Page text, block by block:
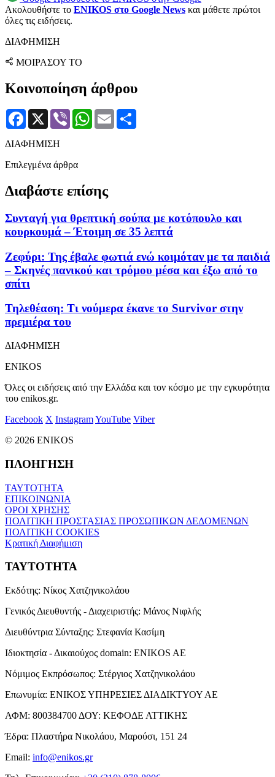
Ακολουθήστε το ENIKOS στο Google News και μάθετε πρώτοι
όλες τις ειδήσεις.
ΔΙΑΦΗΜΙΣΗ
ΜΟΙΡΑΣΟΥ ΤΟ
Κοινοποίηση άρθρου
Facebook
X Viber WhatsApp
Email
ΔΙΑΦΗΜΙΣΗ
Επιλεγμένα άρθρα
Διαβάστε επίσης
Συνταγή για θρεπτική σούπα με κοτόπουλο και
κουρκουμά – Έτοιμη σε 35 λεπτά
Ζεφύρι: Της έβαλε φωτιά ενώ κοιμόταν με τα παιδιά
– Σκηνές πανικού και τρόμου μέσα και έξω από το
σπίτι
Τηλεθέαση: Τι νούμερα έκανε το Survivor στην
πρεμιέρα του
ΔΙΑΦΗΜΙΣΗ
ENIKOS
Όλες οι ειδήσεις από την Ελλάδα και τον κόσμο με την εγκυρότητα
του enikos.gr.
Facebook X InstagramYouTube Viber
© 2026 ENIKOS
ΠΛΟΗΓΗΣΗ
ΤΑΥΤΟΤΗΤΑ
ΕΠΙΚΟΙΝΩΝΙΑ
ΟΡΟΙ ΧΡΗΣΗΣ
ΠΟΛΙΤΙΚΗ ΠΡΟΣΤΑΣΙΑΣ ΠΡΟΣΩΠΙΚΩΝ ΔΕΔΟΜΕΝΩΝ
ΠΟΛΙΤΙΚΗ COOKIES
Κρατική Διαφήμιση
ΤΑΥΤΟΤΗΤΑ
Εκδότης: Νίκος Χατζηνικολάου
Γενικός Διευθυντής - Διαχειριστής: Μάνος Νιφλής
Διευθύντρια Σύνταξης: Στεφανία Κασίμη
Ιδιοκτησία - Δικαιούχος domain: ENIKOS AE
Νόμιμος Εκπρόσωπος: Στέργιος Χατζηνικολάου
Επωνυμία: ΕΝΙΚΟΣ ΥΠΗΡΕΣΙΕΣ ΔΙΑΔΙΚΤΥΟΥ ΑΕ
ΑΦΜ: 800384700 ΔΟΥ: ΚΕΦΟΔΕ ΑΤΤΙΚΗΣ
Έδρα: Πλαστήρα Νικολάου, Μαρούσι, 151 24
Email: info@enikos.gr